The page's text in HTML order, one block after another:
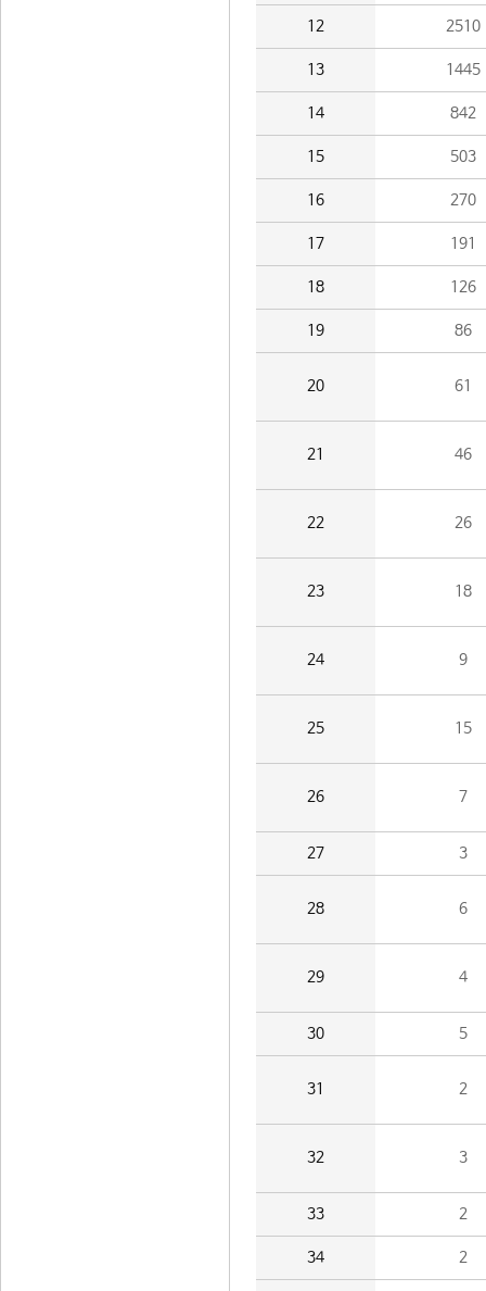
12 2510
13 1445
14 842
15 503
16 270
17 191
18 126
19 86
20 61
21 46
22 26
23 18
24 9
25 15
26 7
27 3
28 6
29 4
30 5
31 2
32 3
33 2
34 2